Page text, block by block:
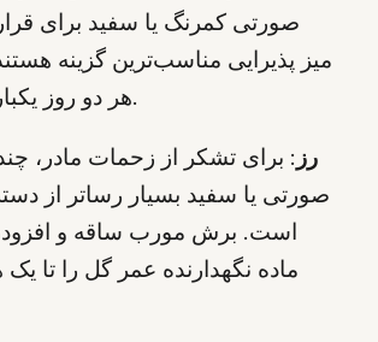
صورتی کمرنگ یا سفید برای
میز پذیرایی مناسب‌ترین گزینه
هر دو روز یکبار کافی است.
رز : برای تشکر از زحمات مادر،
است. برش مورب ساقه و
ماده نگهدارنده عمر گل را تا